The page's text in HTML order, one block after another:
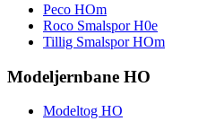
Peco HOm
Roco Smalspor H0e
Tillig Smalspor HOm
Modeljernbane HO
Modeltog HO